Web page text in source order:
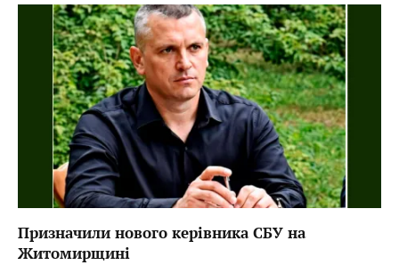
Призначили нового керівника СБУ на
Житомирщині